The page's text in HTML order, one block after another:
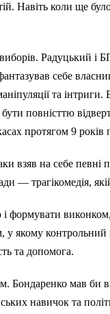
Навіть коли ще
Радуцький і
себе
та
повністтю
протягом 9
взяв на себе
— трагікомедія,
формувати
якому контрольний
та допомога.
Бондаренко мав би
навичок та